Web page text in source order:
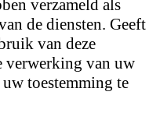
verzameld als
de diensten. Geeft
van deze
verwerking van uw
toestemming te